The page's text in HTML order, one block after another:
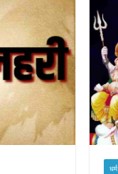
धर्म